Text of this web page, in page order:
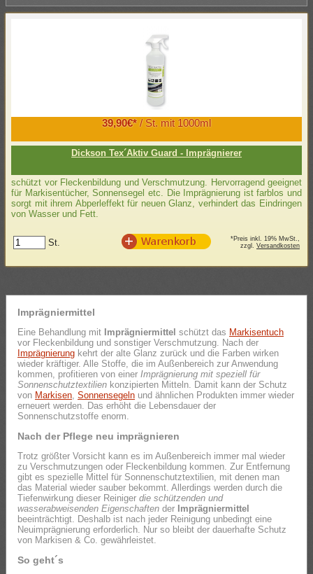
39,90€*/ St. mit 1000ml
Dickson Tex´Aktiv Guard - Imprägnierer
schützt vor Fleckenbildung und Verschmutzung. Hervorragend geeignet
für Markisentücher, Sonnensegel etc. Die Imprägnierung ist farblos und
sorgt mit ihrem Abperleffekt für neuen Glanz, verhindert das Eindringen
von Wasser und Fett.
St.
*Preis inkl. 19% MwSt.,
zzgl. Versandkosten
Imprägniermittel
Eine Behandlung mit Imprägniermittel schützt das Markisentuch
vor Fleckenbildung und sonstiger Verschmutzung. Nach der
Imprägnierung kehrt der alte Glanz zurück und die Farben wirken
wieder kräftiger. Alle Stoffe, die im Außenbereich zur Anwendung
kommen, profitieren von einer Imprägnierung mit speziell für
Sonnenschutztextilien konzipierten Mitteln. Damit kann der Schutz
von Markisen, Sonnensegeln und ähnlichen Produkten immer wieder
erneuert werden. Das erhöht die Lebensdauer der
Sonnenschutzstoffe enorm.
Nach der Pflege neu imprägnieren
Trotz größter Vorsicht kann es im Außenbereich immer mal wieder
zu Verschmutzungen oder Fleckenbildung kommen. Zur Entfernung
gibt es spezielle Mittel für Sonnenschutztextilien, mit denen man
das Material wieder sauber bekommt. Allerdings werden durch die
Tiefenwirkung dieser Reiniger die schützenden und
wasserabweisenden Eigenschaften der Imprägniermittel
beeinträchtigt. Deshalb ist nach jeder Reinigung unbedingt eine
Neuimprägnierung erforderlich. Nur so bleibt der dauerhafte Schutz
von Markisen & Co. gewährleistet.
So geht´s